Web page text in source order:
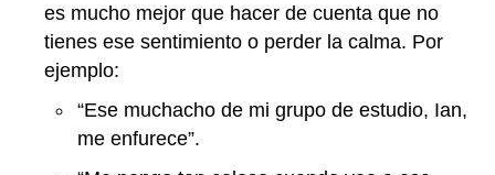
es mucho mejor que hacer de cuenta que no
tienes ese sentimiento o perder la calma. Por
ejemplo:
“Ese muchacho de mi grupo de estudio, Ian,
me enfurece”.